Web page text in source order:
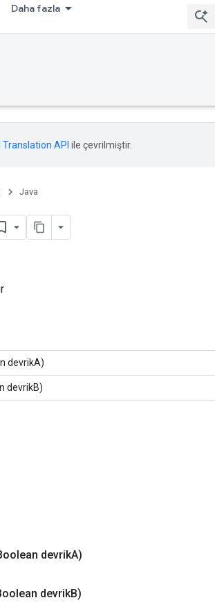
Daha fazla
Translation API ile çevrilmiştir.
Java
devrikA)
devrikB)
devrikA)
devrikB)